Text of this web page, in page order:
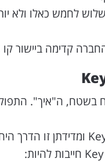
שלוש לחמש כאלו ולא
קדימה ביישור
בשטח, ה"איך".